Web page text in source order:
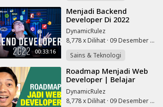
00:33:16
⁣Menjadi Backend
Developer Di 2022
DynamicRulez
8,778 x Dilihat · 09 Desember 2022
Sains & Teknologi
⁣Roadmap Menjadi Web
Developer | Belajar
Coding
DynamicRulez
8,778 x Dilihat · 09 Desember 2022